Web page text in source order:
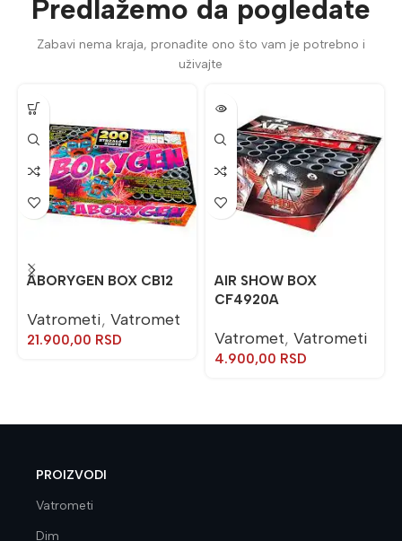
Predlažemo da pogledate
Zabavi nema kraja, pronađite ono što vam je potrebno i
uživajte
ABORYGEN BOX CB12
Vatrometi, Vatromet
21.900,00 RSD
AIR SHOW BOX
CF4920A
Vatromet, Vatrometi
4.900,00 RSD
PROIZVODI
Vatrometi
Dim